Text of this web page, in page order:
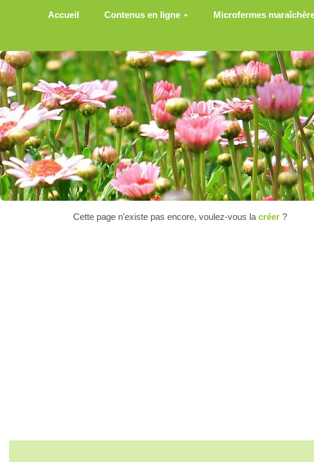
Aller au contenu principal
Accueil Contenus en ligne Microfermes
Cette page n'existe pas encore, voulez-vous la créer ?